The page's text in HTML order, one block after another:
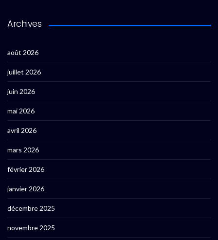
Archives
août 2026
juillet 2026
juin 2026
mai 2026
avril 2026
mars 2026
février 2026
janvier 2026
décembre 2025
novembre 2025